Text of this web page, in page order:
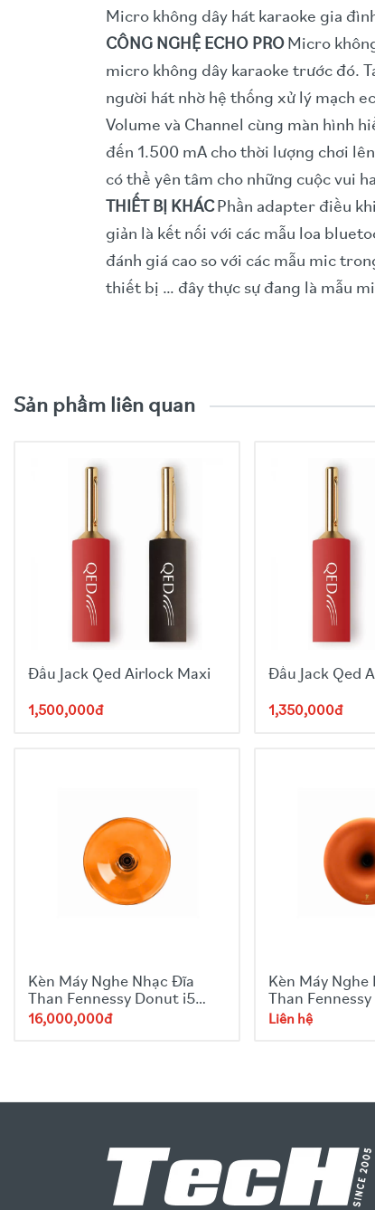
Micro không dây hát karaoke gia
CÔNG NGHỆ ECHO PRO Micro
micro không dây karaoke trước đó.
người hát nhờ hệ thống xử lý mạch
Volume và Channel cùng màn hình
đến 1.500 mA cho thời lượng chơi
có thể yên tâm cho những cuộc vui
THIẾT BỊ KHÁC Phần adapter điều
giản là kết nối với các mẫu loa
đánh giá cao so với các mẫu mic
thiết bị … đây thực sự đang là mẫu
Phạm vi hoạt động 15m
Tần số UHF sóng siêu cao, độ nhạy >90dB
Sản phẩm liên quan
Đầu Jack Qed Airlock Maxi
1,500,000đ
Đầu Jack Qed
1,350,000đ
Kèn Máy Nghe Nhạc Đĩa
Than Fennessy Donut i5
Amber
16,000,000đ
Kèn Máy Nghe
Than
Year of Horse
Liên hệ